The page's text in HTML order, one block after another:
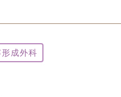
形成外科